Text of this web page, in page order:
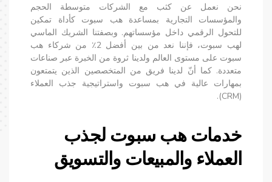
نحن نعمل عن كثب مع الشركات متوسطة الحجم
والمؤسسات التجارية بمساعدة هب سبوت كأداة تمكين
للتحول الرقمي داخل مؤسساتهم. وبصفتنا الشريك الماسي
لهب سبوت، فإننا نعد من بين أفضل 2٪ من شركاء هب
سبوت على مستوى العالم ولدينا ثروة من الخبرة عبر صناعات
متعددة. كما أنّ لدينا فريق من المتخصصين الذين يتمتعون
بمهارات عالية في هب سبوت واستراتيجية جذب العملاء
(CRM).
خدمات هب سبوت لجذب
العملاء والمبيعات والتسويق